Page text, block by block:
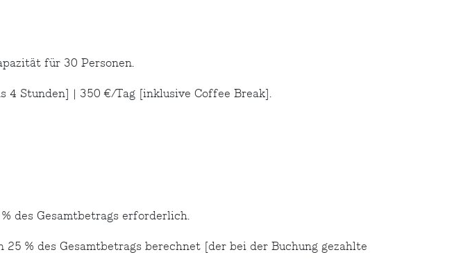
für 30 Personen.
Stunden] | 350 €/Tag [inklusive Coffee Break].
des Gesamtbetrags erforderlich.
% des Gesamtbetrags berechnet [der bei der Buchung gezahlte